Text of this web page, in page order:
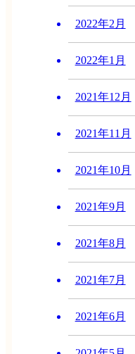
2022年2月
2022年1月
2021年12月
2021年11月
2021年10月
2021年9月
2021年8月
2021年7月
2021年6月